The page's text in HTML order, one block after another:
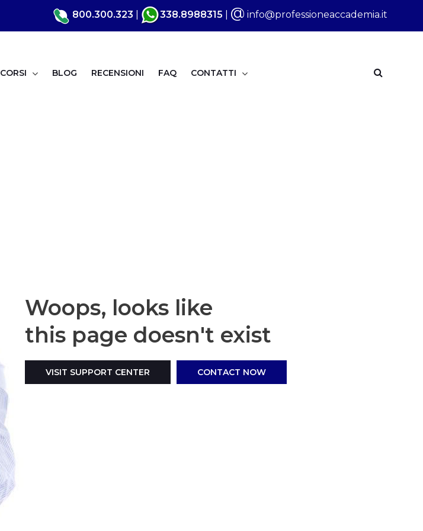
800.300.323 338.8988315 @ info@professioneaccademia.it
CORSI BLOG RECENSIONI FAQ CONTATTI
Woops, looks like
this page doesn't exist
VISIT SUPPORT CENTER CONTACT NOW